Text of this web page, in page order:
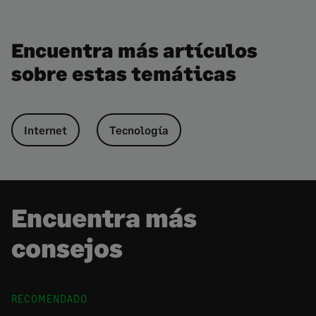
Encuentra más artículos
sobre estas temáticas
Internet Tecnología
Encuentra más
consejos
RECOMENDADO